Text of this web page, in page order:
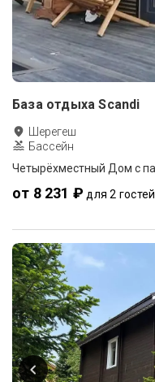
База отдыха Scandi
Шерегеш
Бассейн
Четырёхместный Дом с
от 8 231 ₽ для 2 гостей